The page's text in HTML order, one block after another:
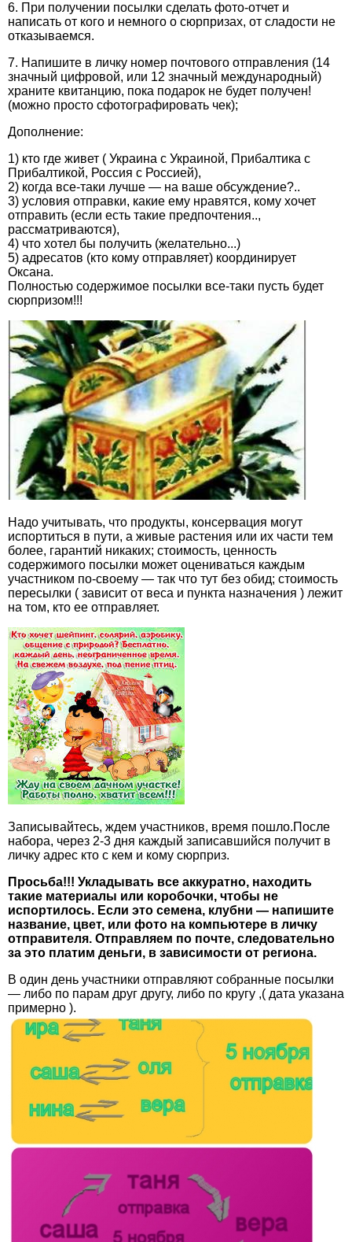
6. При получении посылки сделать фото-отчет и
написать от кого и немного о сюрпризах, от сладости не
отказываемся.
7. Напишите в личку номер почтового отправления (14
значный цифровой, или 12 значный международный)
храните квитанцию, пока подарок не будет получен!
(можно просто сфотографировать чек);
Дополнение:
1) кто где живет ( Украина с Украиной, Прибалтика с
Прибалтикой, Россия с Россией),
2) когда все-таки лучше — на ваше обсуждение?..
3) условия отправки, какие ему нравятся, кому хочет
отправить (если есть такие предпочтения..,
рассматриваются),
4) что хотел бы получить (желательно...)
5) адресатов (кто кому отправляет) координирует
Оксана.
Полностью содержимое посылки все-таки пусть будет
сюрпризом!!!
Надо учитывать, что продукты, консервация могут
испортиться в пути, а живые растения или их части тем
более, гарантий никаких; стоимость, ценность
содержимого посылки может оцениваться каждым
участником по-своему — так что тут без обид; стоимость
пересылки ( зависит от веса и пункта назначения ) лежит
на том, кто ее отправляет.
Записывайтесь, ждем участников, время пошло.После
набора, через 2-3 дня каждый записавшийся получит в
личку адрес кто с кем и кому сюрприз.
Просьба!!! Укладывать все аккуратно, находить
такие материалы или коробочки, чтобы не
испортилось. Если это семена, клубни — напишите
название, цвет, или фото на компьютере в личку
отправителя. Отправляем по почте, следовательно
за это платим деньги, в зависимости от региона.
В один день участники отправляют собранные посылки
— либо по парам друг другу, либо по кругу ,( дата указана
примерно ).